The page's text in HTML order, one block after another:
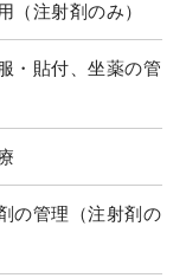
注射剤のみ）
貼付、坐薬の管
管理（注射剤の